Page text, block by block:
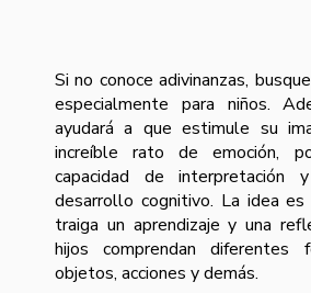
Si no conoce adivinanzas,
especialmente para niños.
ayudará a que estimule su
increíble rato de emoción,
capacidad de interpretación
desarrollo cognitivo. La idea es
traiga un aprendizaje y una
hijos comprendan diferentes
objetos, acciones y demás.